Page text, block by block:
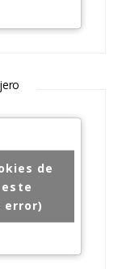
de
error)